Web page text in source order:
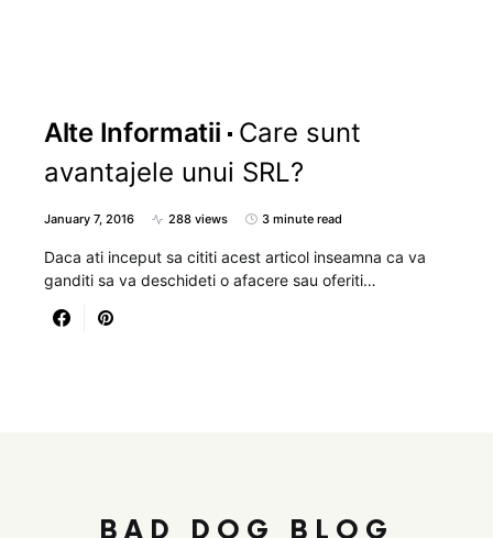
Alte Informatii
Care sunt
avantajele unui SRL?
January 7, 2016 288 views 3 minute read
Daca ati inceput sa cititi acest articol inseamna ca va
ganditi sa va deschideti o afacere sau oferiti…
BAD DOG BLOG